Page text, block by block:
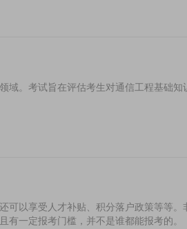
域。考试旨在评估考生对通信工程基础知
可以享受人才补贴、积分落户政策等等。
一定报考门槛，并不是谁都能报考的。